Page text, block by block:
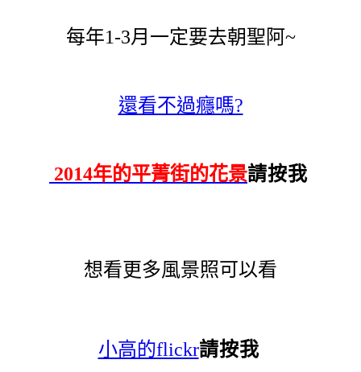
每年1-3月一定要去朝聖阿~
還看不過癮嗎?
2014年的平菁街的花景請按我
想看更多風景照可以看
小高的flickr請按我